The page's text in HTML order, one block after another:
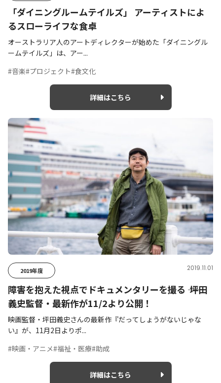
「ダイニングルームテイルズ」 アーティストによ
るスローライフな食卓
オーストラリア人のアートディレクターが始めた「ダイニングル
ームテイルズ」は、アー...
#音楽#プロジェクト#食文化
詳細はこちら
2019年度 2019.11.01
障害を抱えた視点でドキュメンタリーを撮る ―― 坪田
義史監督・最新作が11/2より公開！
映画監督・坪田義史さんの最新作『だってしょうがないじゃな
い』が、11月2日よりポ...
#映画・アニメ#福祉・医療#助成
詳細はこちら